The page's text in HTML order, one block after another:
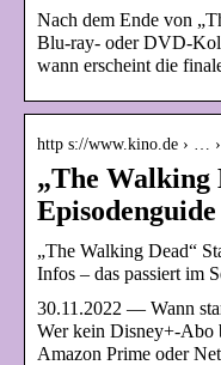
Nach dem Ende von
Blu-ray- oder DVD-
wann erscheint die
http s://www.kino.de › …
„The Walking
„The Walking Dead“
Infos – das passiert im
30.11.2022 — Wann
Wer kein Disney+-Abo
Amazon Prime oder